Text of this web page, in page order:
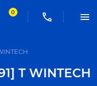
0
T WINTECH